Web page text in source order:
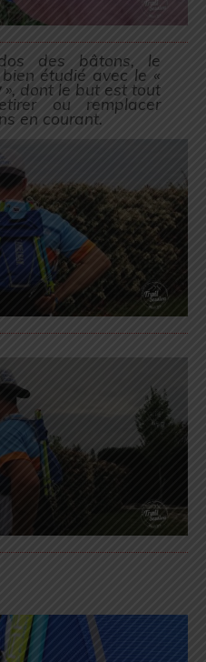
des bâtons, le
étudié avec le «
», dont le but est tout
ou remplacer
en courant.